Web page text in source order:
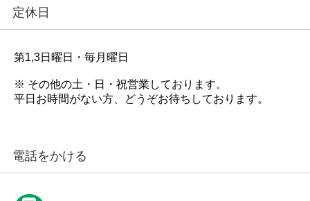
定休日
第1,3日曜日・毎月曜日
※ その他の土・日・祝営業しております。
平日お時間がない方、どうぞお待ちしております。
電話をかける